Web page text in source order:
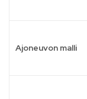
Ajoneuvon malli